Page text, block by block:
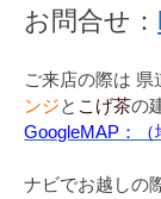
お問合せ：
ご来店の際は
ンジと こげ茶の
GoogleMAP：（
ナビでお越しの